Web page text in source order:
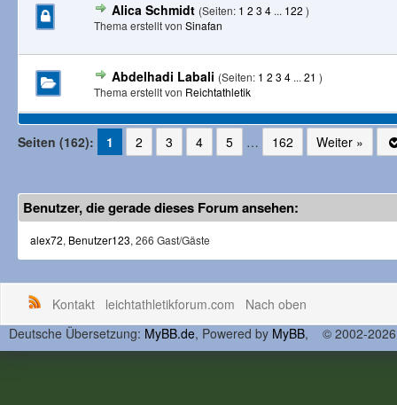
Alica Schmidt (Seiten: 1 2 3 4 ... 122 )
Thema erstellt von Sinafan
Abdelhadi Labali (Seiten: 1 2 3 4 ... 21 )
Thema erstellt von Reichtathletik
Seiten (162): 1 2 3 4 5 … 162 Weiter »
Benutzer, die gerade dieses Forum ansehen:
alex72, Benutzer123, 266 Gast/Gäste
Kontakt leichtathletikforum.com
Nach oben
Deutsche Übersetzung: MyBB.de, Powered by MyBB, © 2002-